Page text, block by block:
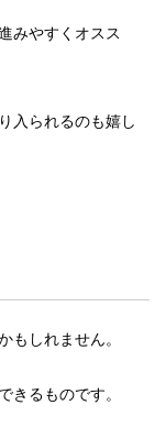
みやすくオスス
入られるのも嬉し
もしれません。
きるものです。